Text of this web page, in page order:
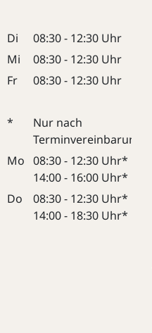
Di
08:30 - 12:30 Uhr
Mi
08:30 - 12:30 Uhr
Fr
08:30 - 12:30 Uhr
*
Nur nach
Terminvereinbarung:
Mo
08:30 - 12:30 Uhr*
14:00 - 16:00 Uhr*
Do
08:30 - 12:30 Uhr*
14:00 - 18:30 Uhr*